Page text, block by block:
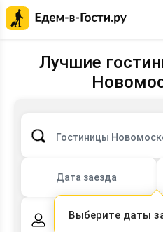
Лучшие
Гостиницы
Дата заезда
2 взрослых, 0 детей
Выберите даты